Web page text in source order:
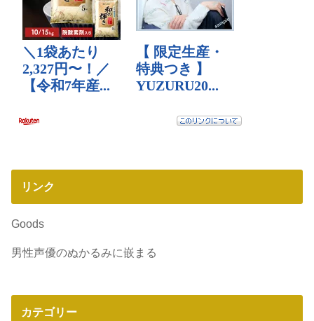
リンク
Goods
男性声優のぬかるみに嵌まる
カテゴリー